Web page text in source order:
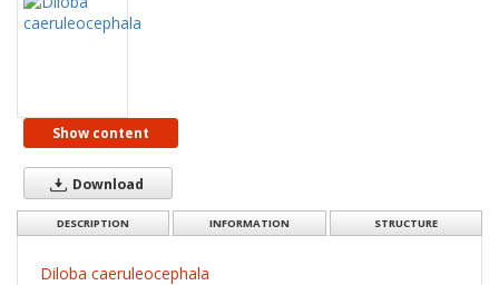
Show content
Download
DESCRIPTION INFORMATION STRUCTURE
Diloba caeruleocephala